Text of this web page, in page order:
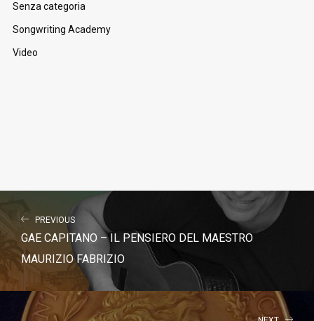
Senza categoria
Songwriting Academy
Video
PREVIOUS
GAE CAPITANO – IL PENSIERO DEL MAESTRO
MAURIZIO FABRIZIO